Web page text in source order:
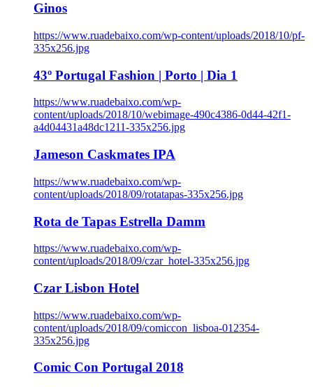
Ginos
https://www.ruadebaixo.com/wp-content/uploads/2018/10/pf-
335x256.jpg
43º Portugal Fashion | Porto | Dia 1
https://www.ruadebaixo.com/wp-
content/uploads/2018/10/webimage-490c4386-0d44-42f1-
a4d04431a48dc1211-335x256.jpg
Jameson Caskmates IPA
https://www.ruadebaixo.com/wp-
content/uploads/2018/09/rotatapas-335x256.jpg
Rota de Tapas Estrella Damm
https://www.ruadebaixo.com/wp-
content/uploads/2018/09/czar_hotel-335x256.jpg
Czar Lisbon Hotel
https://www.ruadebaixo.com/wp-
content/uploads/2018/09/comiccon_lisboa-012354-
335x256.jpg
Comic Con Portugal 2018